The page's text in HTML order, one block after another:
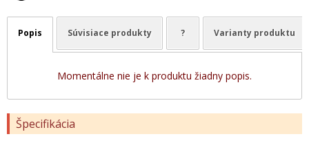
Popis Súvisiace produkty ? Varianty produktu
Momentálne nie je k produktu žiadny popis.
Špecifikácia